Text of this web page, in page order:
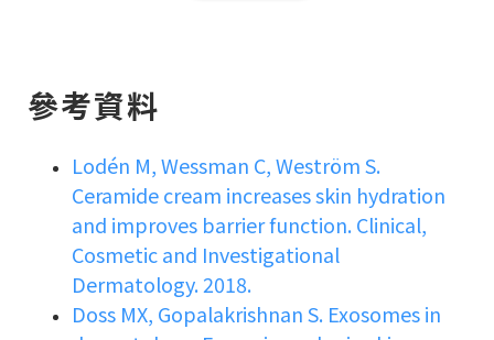
參考資料
Lodén M, Wessman C, Weström S.
Ceramide cream increases skin hydration
and improves barrier function. Clinical,
Cosmetic and Investigational
Dermatology. 2018.
Doss MX, Gopalakrishnan S. Exosomes in